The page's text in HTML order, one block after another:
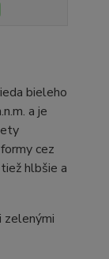
bieleho
a je
cez
hlbšie a
zelenými